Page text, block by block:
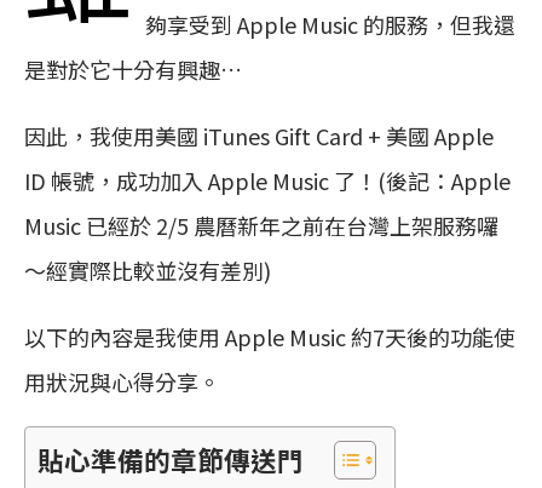
夠享受到 Apple Music 的服務，但我還
是對於它十分有興趣…
因此，我使用美國 iTunes Gift Card + 美國 Apple
ID 帳號，成功加入 Apple Music 了！(後記：Apple
Music 已經於 2/5 農曆新年之前在台灣上架服務囉
～經實際比較並沒有差別)
以下的內容是我使用 Apple Music 約7天後的功能使
用狀況與心得分享。
貼心準備的章節傳送門